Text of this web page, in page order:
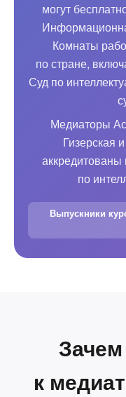
могут
Комнаты
по стране,
Суд по
Медиаторы
Гизерская
по
Выпускники
к